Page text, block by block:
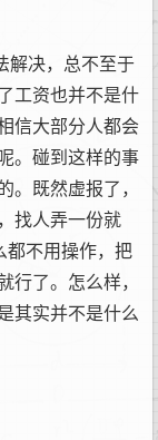
决，总不至于
工资也并不是什
信大部分人都会
。碰到这样的事
。既然虚报了，
找人弄一份就
都不用操作，把
行了。怎么样，
其实并不是什么